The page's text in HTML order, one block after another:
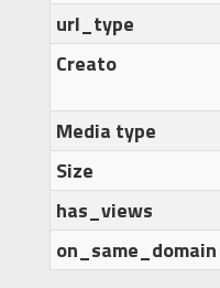
url_type
Creato
Media type
Size
has_views
on_same_domain